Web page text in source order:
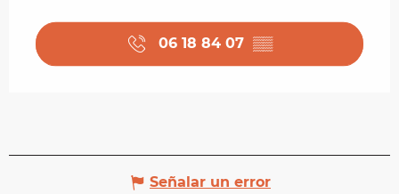
06 18 84 07 ▒▒
Señalar un error